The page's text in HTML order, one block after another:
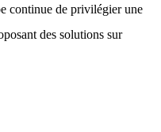
continue de privilégier une
des solutions sur